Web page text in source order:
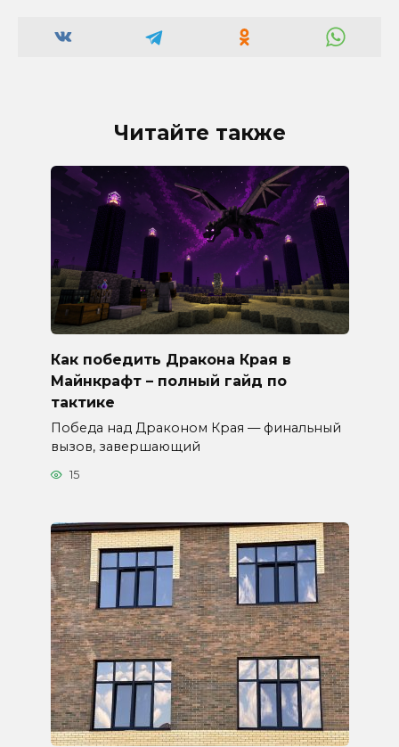
Читайте также
Как победить Дракона Края в
Майнкрафт – полный гайд по
тактике
Победа над Драконом Края — финальный
вызов, завершающий
15